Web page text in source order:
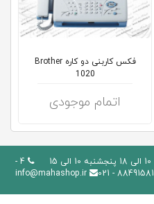
کلاب
محاشاپ
فکس کاربنی دو کاره Brother
1020
اتمام موجودی
4 -
88491581 - 021
info@mahashop.ir